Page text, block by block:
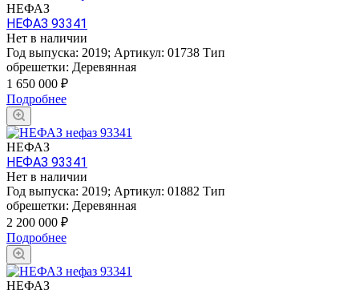
НЕФАЗ
НЕФАЗ 93341
Нет в наличии
Год выпуска: 2019; Артикул: 01738 Тип
обрешетки: Деревянная
1 650 000 ₽
Подробнее
НЕФАЗ
НЕФАЗ 93341
Нет в наличии
Год выпуска: 2019; Артикул: 01882 Тип
обрешетки: Деревянная
2 200 000 ₽
Подробнее
НЕФАЗ